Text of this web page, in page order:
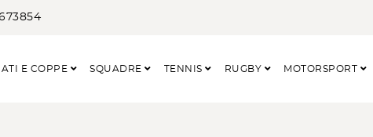
E COPPE SQUADRE TENNIS RUGBY MOTORSPORT